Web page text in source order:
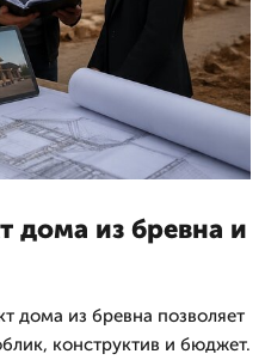
дома из бревна и
дома из бревна позволяет
конструктив и бюджет.